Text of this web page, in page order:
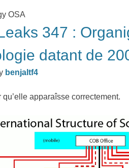
OSA
347 :
datant de
benjaltf4
apparaîsse correctement.